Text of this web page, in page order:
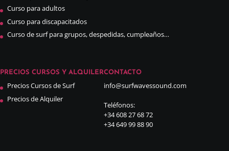
Curso para adultos
Curso para discapacitados
Curso de surf para grupos, despedidas, cumpleaños…
PRECIOS CURSOS Y ALQUILER
Precios Cursos de Surf
Precios de Alquiler
CONTACTO
info@surfwavessound.com
Teléfonos:
+34 608 27 68 72
+34 649 99 88 90